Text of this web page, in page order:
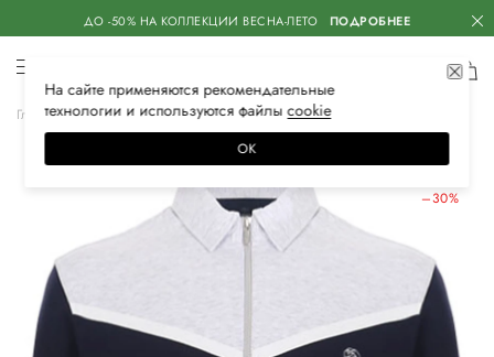
ДО -50% НА КОЛЛЕКЦИИ ВЕСНА-ЛЕТО ПОДРОБНЕЕ
Главная Мужская Одежда Толстовки Толстовки
–30%
На сайте применяются рекомендательные
технологии и используются файлысооkiе
ОК